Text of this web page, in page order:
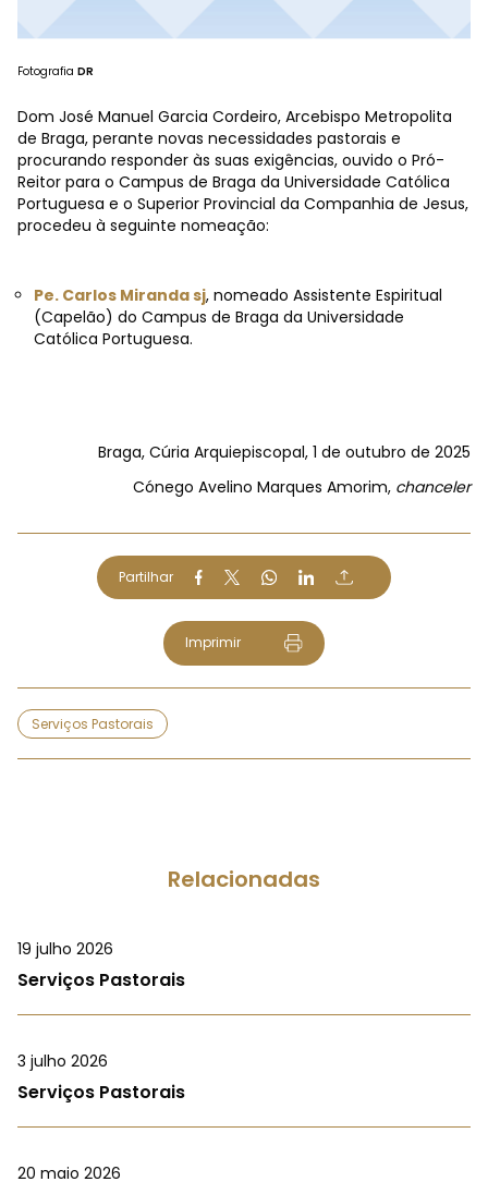
Fotografia DR
Dom José Manuel Garcia Cordeiro, Arcebispo Metropolita
de Braga, perante novas necessidades pastorais e
procurando responder às suas exigências, ouvido o Pró-
Reitor para o Campus de Braga da Universidade Católica
Portuguesa e o Superior Provincial da Companhia de Jesus,
procedeu à seguinte nomeação:
Pe. Carlos Miranda sj, nomeado Assistente Espiritual
(Capelão) do Campus de Braga da Universidade
Católica Portuguesa.
Braga, Cúria Arquiepiscopal, 1 de outubro de 2025
Cónego Avelino Marques Amorim, chanceler
Partilhar
Imprimir
Serviços Pastorais
Relacionadas
19 julho 2026
Serviços Pastorais
3 julho 2026
Serviços Pastorais
20 maio 2026